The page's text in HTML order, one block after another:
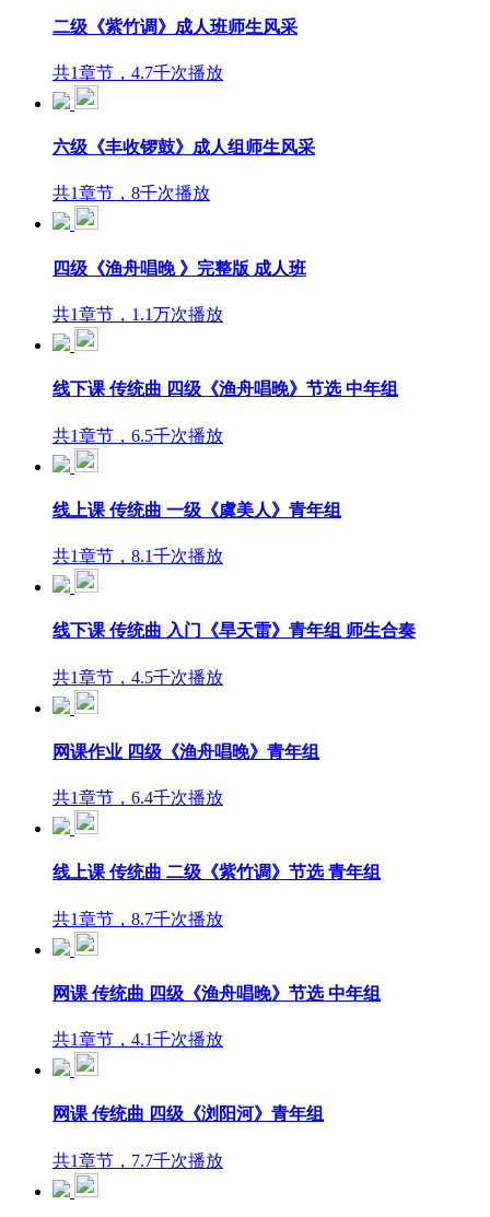
二级《紫竹调》成人班师生风采
共1章节，4.7千次播放
六级《丰收锣鼓》成人组师生风采
共1章节，8千次播放
四级《渔舟唱晚 》完整版 成人班
共1章节，1.1万次播放
线下课 传统曲 四级《渔舟唱晚》节选 中年组
共1章节，6.5千次播放
线上课 传统曲 一级《虞美人》青年组
共1章节，8.1千次播放
线下课 传统曲 入门《旱天雷》青年组 师生合奏
共1章节，4.5千次播放
网课作业 四级《渔舟唱晚》青年组
共1章节，6.4千次播放
线上课 传统曲 二级《紫竹调》节选 青年组
共1章节，8.7千次播放
网课 传统曲 四级《渔舟唱晚》节选 中年组
共1章节，4.1千次播放
网课 传统曲 四级《浏阳河》青年组
共1章节，7.7千次播放